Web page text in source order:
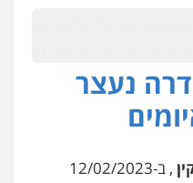
דין פלילי
פשיעה חמורה
נעצר
, ב-12/02/2023